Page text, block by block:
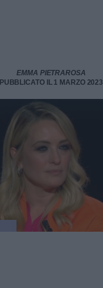
EMMA PIETRAROSA
PUBBLICATO IL 1 MARZO 2023